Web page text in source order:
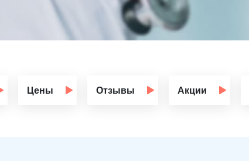
Цены Отзывы Акции